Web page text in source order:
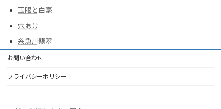
玉眼と白毫
穴あけ
糸魚川翡翠
お問い合わせ
プライバシーポリシー